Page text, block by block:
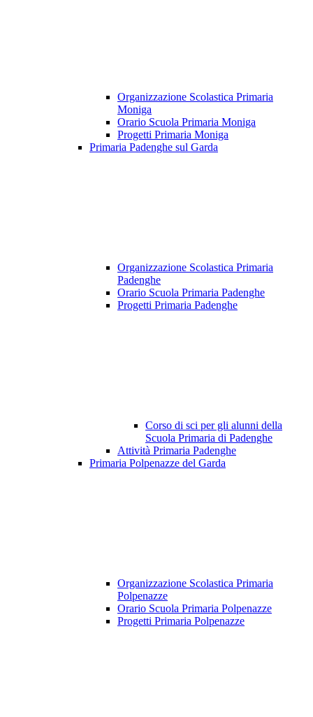
Organizzazione Scolastica Primaria
Moniga
Orario Scuola Primaria Moniga
Progetti Primaria Moniga
Primaria Padenghe sul Garda
Organizzazione Scolastica Primaria
Padenghe
Orario Scuola Primaria Padenghe
Progetti Primaria Padenghe
Corso di sci per gli alunni della
Scuola Primaria di Padenghe
Attività Primaria Padenghe
Primaria Polpenazze del Garda
Organizzazione Scolastica Primaria
Polpenazze
Orario Scuola Primaria Polpenazze
Progetti Primaria Polpenazze